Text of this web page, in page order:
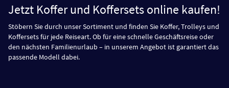
Jetzt Koffer und Koffersets online kaufen!
Stöbern Sie durch unser Sortiment und finden Sie Koffer, Trolleys und
Koffersets für jede Reiseart. Ob für eine schnelle Geschäftsreise oder
den nächsten Familienurlaub – in unserem Angebot ist garantiert das
passende Modell dabei.